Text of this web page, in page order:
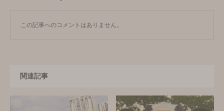
この記事へのコメントはありません。
関連記事